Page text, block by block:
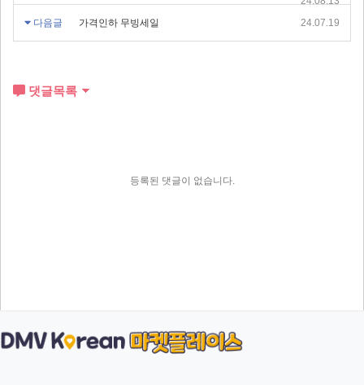
다음글
가격인하 무빙세일 24.07.19
댓글목록
등록된 댓글이 없습니다.